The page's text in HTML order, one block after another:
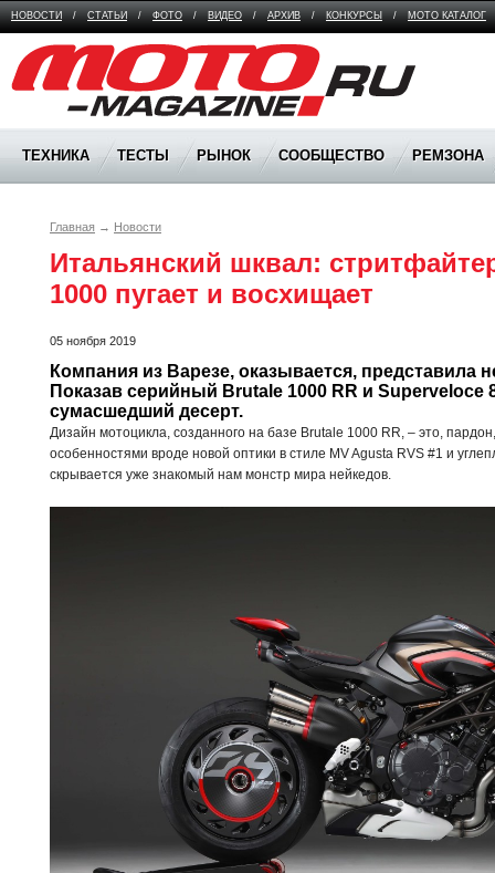
НОВОСТИ / СТАТЬИ / ФОТО / ВИДЕО / АРХИВ / КОНКУРСЫ / МОТО КАТАЛОГ
Moto Magazine
ТЕХНИКА ТЕСТЫ РЫНОК СООБЩЕСТВО РЕМЗОНА
Главная → Новости
Итальянский шквал:
1000 пугает и восхищает
05 ноября 2019
Компания из Варезе, оказывается, представила
Показав серийный Brutale 1000 RR и Superveloce
сумасшедший десерт.
Дизайн мотоцикла, созданного на базе Brutale 1000 RR, – это,
особенностями вроде новой оптики в стиле MV Agusta RVS #1 и
скрывается уже знакомый нам монстр мира нейкедов.